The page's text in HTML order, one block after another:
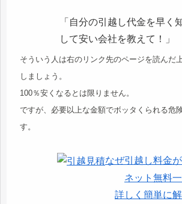
「自分の引越し代金を早く
して安い会社を教えて！」
そういう人は右のリンク先のページを読んだ
しましょう。
100％安くなるとは限りません。
ですが、必要以上な金額でボッタくられる危
す。
なぜ引越し料金
ネット無料
詳しく簡単に